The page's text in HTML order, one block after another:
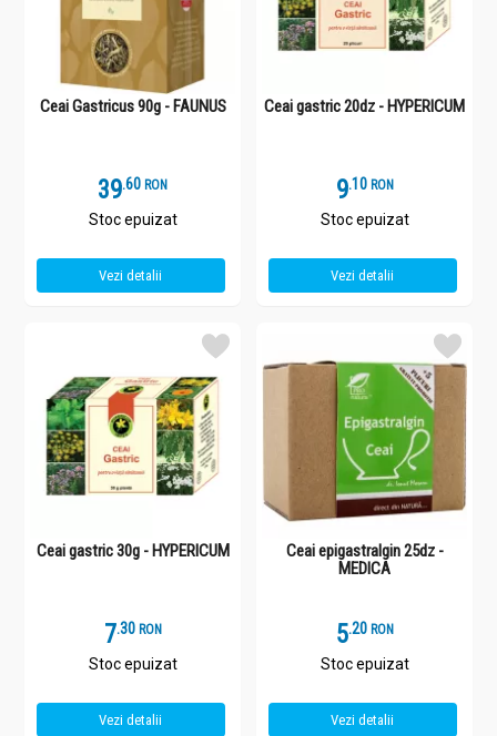
Ceai Gastricus 90g - FAUNUS
39.6 RON
Stoc epuizat
Vezi detalii
Ceai gastric 20dz - HYPERICUM
9.1 RON
Stoc epuizat
Vezi detalii
Ceai gastric 30g - HYPERICUM
7.3 RON
Stoc epuizat
Vezi detalii
Ceai epigastralgin 25dz -
MEDICA
5.2 RON
Stoc epuizat
Vezi detalii